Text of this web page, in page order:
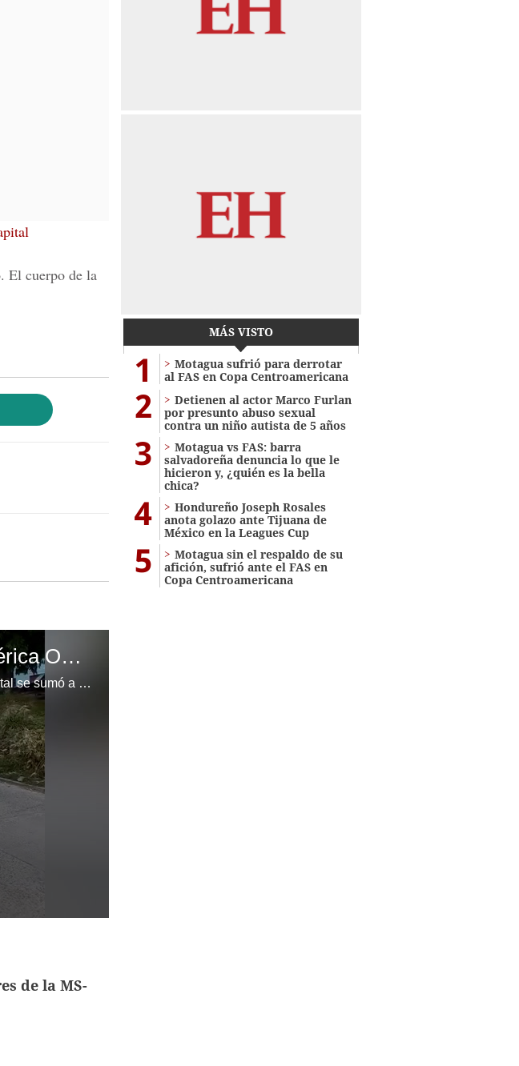
El cuerpo de la
Acribillan a taxista en la colonia Centroamérica Oeste de la capital
La muerte violenta de un taxista la tarde de este miércoles en la capital se sumó a los crímenes registrados durante el día en otras zonas de Honduras. El suceso ocurrió en la colonia capitalina Centroamérica Oeste. (video cortesía: canal 6)
de la MS-
MÁS VISTO
1
Motagua sufrió para derrotar
al FAS en Copa Centroamericana
2
Detienen al actor Marco Furlan
por presunto abuso sexual
contra un niño autista de 5 años
3
Motagua vs FAS: barra
salvadoreña denuncia lo que le
hicieron y, ¿quién es la bella
chica?
4
Hondureño Joseph Rosales
anota golazo ante Tijuana de
México en la Leagues Cup
5
Motagua sin el respaldo de su
afición, sufrió ante el FAS en
Copa Centroamericana